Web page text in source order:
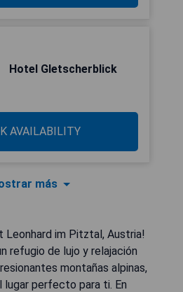
Hotel Gletscherblick
AVAILABILITY
más
Leonhard im Pitztal, Austria!
refugio de lujo y relajación
montañas alpinas,
perfecto para ti. En